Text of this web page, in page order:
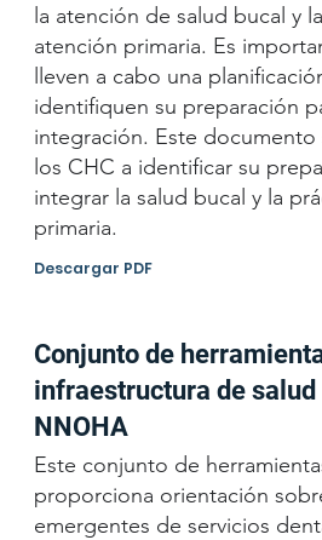
la atención de salud bucal y
atención primaria. Es
lleven a cabo una
identifiquen su preparación
integración. Este documento
los CHC a identificar su
integrar la salud bucal y la
primaria.
Descargar PDF
Conjunto de
infraestructura de salud
NNOHA
Este conjunto de
proporciona orientación
emergentes de servicios